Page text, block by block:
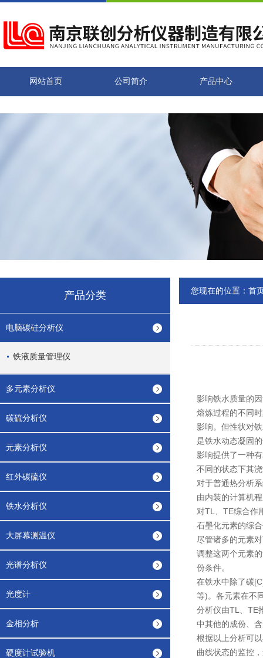
网站首页 公司简介 产品中心
产品分类
电脑碳硅分析仪
铁液质量管理仪
多元素分析仪
碳硫分析仪
元素分析仪
红外碳硫仪
铁水分析仪
大屏幕测温仪
光谱分析仪
光度计
金相分析
硬度计试验机
您现在的位置： 首
影响铁水质量的
熔炼过程的不同
影响。但性状对
是铁水动态凝固
影响提供了一种
不同的状态下其
对于普通热分析
由内装的计算机
对TL、TE综合作
石墨化元素的综
尽管诸多的元素
调整这两个元素
份条件。
在铁水中除了碳
等)。各元素在不
分析仪由TL、TE
中其他的成份、
根据以上分析可
曲线状态的监控